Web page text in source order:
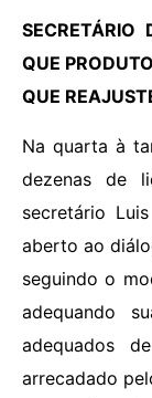
SECRETÁRIO
QUE
QUE
Na quarta à
dezenas de
secretário
aberto ao
seguindo o
adequando
adequados
arrecadado